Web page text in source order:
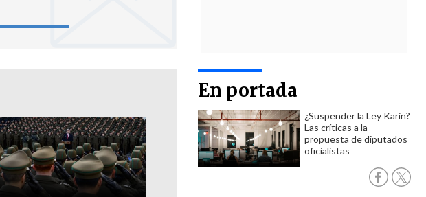
En portada
¿Suspender la Ley Karin?
Las críticas a la
propuesta de diputados
oficialistas